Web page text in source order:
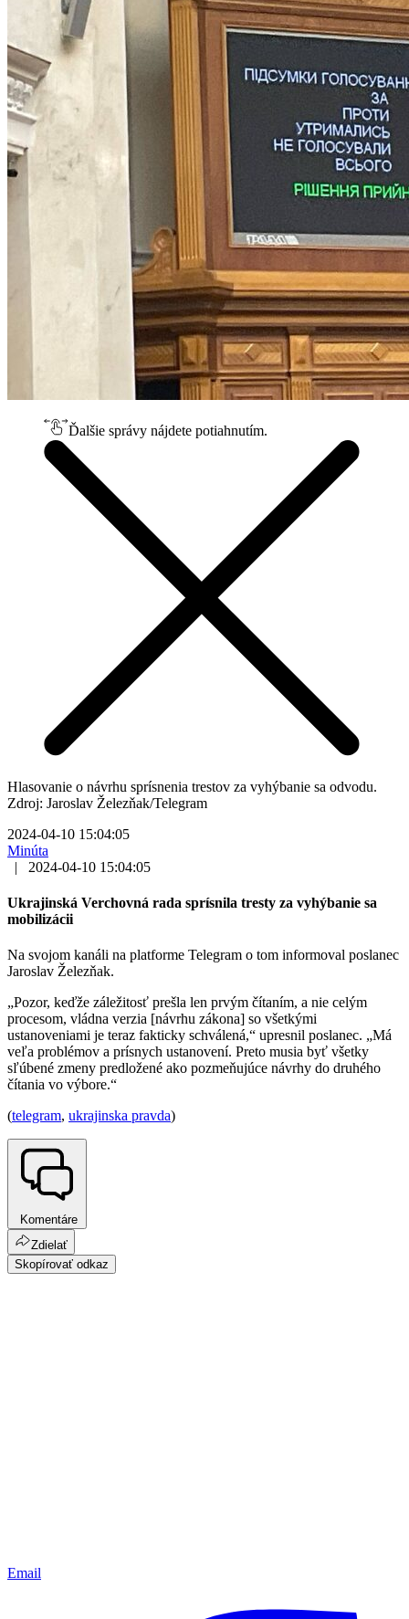
Ďalšie správy nájdete potiahnutím.
Hlasovanie o návrhu sprísnenia trestov za vyhýbanie sa odvodu.
Zdroj: Jaroslav Železňak/Telegram
2024-04-10 15:04:05
Minúta
|
2024-04-10 15:04:05
Ukrajinská Verchovná rada sprísnila tresty za vyhýbanie sa
mobilizácii
Na svojom kanáli na platforme Telegram o tom informoval poslanec
Jaroslav Železňak.
„Pozor, keďže záležitosť prešla len prvým čítaním, a nie celým
procesom, vládna verzia [návrhu zákona] so všetkými
ustanoveniami je teraz fakticky schválená,“ upresnil poslanec. „Má
veľa problémov a prísnych ustanovení. Preto musia byť všetky
sľúbené zmeny predložené ako pozmeňujúce návrhy do druhého
čítania vo výbore.“
(telegram, ukrajinska pravda)
Komentáre
Zdielať
Skopírovať odkaz
Email